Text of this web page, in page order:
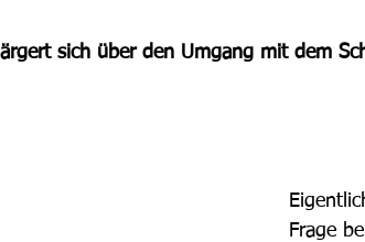
sich über den Umgang mit dem
Frage